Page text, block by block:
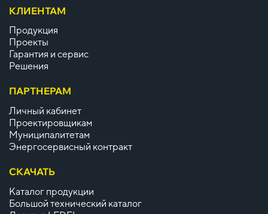
КЛИЕНТАМ
Продукция
Проекты
Гарантия и сервис
Решения
ПАРТНЕРАМ
Личный кабинет
Проектировщикам
Муниципалитетам
Энергосервисный контракт
СКАЧАТЬ
Каталог продукции
Большой технический каталог